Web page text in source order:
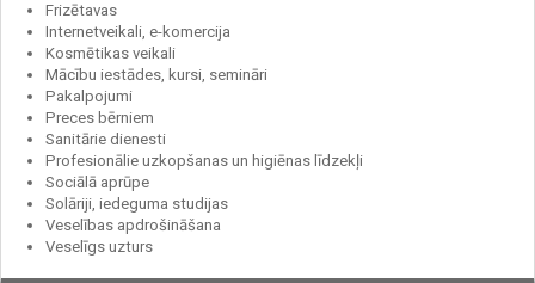
Frizētavas
Internetveikali, e-komercija
Kosmētikas veikali
Mācību iestādes, kursi, semināri
Pakalpojumi
Preces bērniem
Sanitārie dienesti
Profesionālie uzkopšanas un higiēnas līdzekļi
Sociālā aprūpe
Solāriji, iedeguma studijas
Veselības apdrošināšana
Veselīgs uzturs